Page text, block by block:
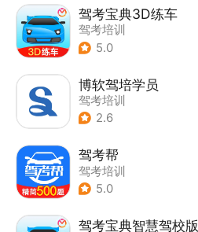
驾考宝典3D练车
驾考培训
5.0
博软驾培学员
驾考培训
2.6
驾考帮
驾考培训
5.0
驾考宝典智慧驾校版